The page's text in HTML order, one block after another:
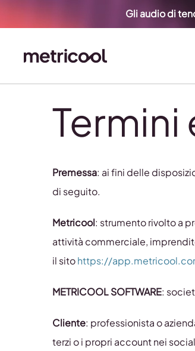
Gli audio di
Premessa: ai fini delle
di seguito.
Metricool: strumento rivolto a
attività commerciale,
il sitohttps://
METRICOOL SOFTWARE:
Cliente: professionista o
terzi o i propri account nei